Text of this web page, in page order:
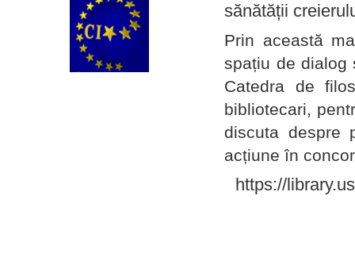
sănătății
Prin această
spațiu de dialog
Catedra de
bibliotecari,
discuta despre
acțiune în
https://